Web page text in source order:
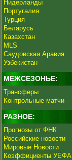
Нидерланды
Португалия
Турция
Беларусь
Казахстан
MLS
Саудовская Аравия
Узбекистан
МЕЖСЕЗОНЬЕ:
Трансферы
Контрольные матчи
РАЗНОЕ:
Прогнозы от ФНК
Российские новости
Мировые Новости
Коэффициенты УЕФА